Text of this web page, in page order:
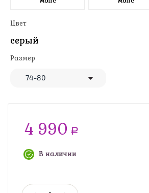
Цвет
серый
Размер
4 990 a
В наличии